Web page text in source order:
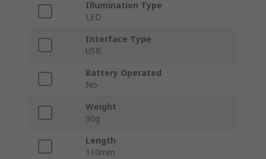
Illumination Type
LED
Interface Type
USB
Battery Operated
No
Weight
90g
Length
110mm